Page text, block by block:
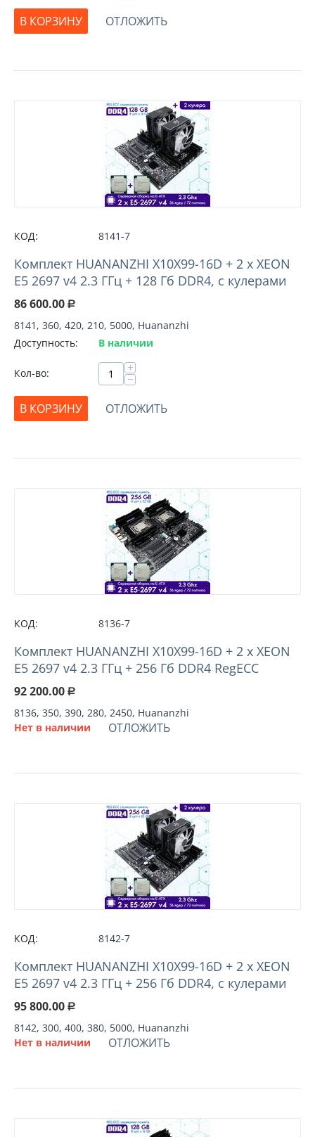
В КОРЗИНУ
ОТЛОЖИТЬ
КОД: 8141-7
Комплект HUANANZHI X10X99-16D + 2 х XEON
E5 2697 v4 2.3 ГГц + 128 Гб DDR4, с кулерами
86 600.00 Р
8141, 360, 420, 210, 5000, Huananzhi
Доступность:
В наличии
Кол-во: +
−
В КОРЗИНУ
ОТЛОЖИТЬ
КОД: 8136-7
Комплект HUANANZHI X10X99-16D + 2 х XEON
E5 2697 v4 2.3 ГГц + 256 Гб DDR4 RegECC
92 200.00 Р
8136, 350, 390, 280, 2450, Huananzhi
Нет в наличии
ОТЛОЖИТЬ
КОД: 8142-7
Комплект HUANANZHI X10X99-16D + 2 х XEON
E5 2697 v4 2.3 ГГц + 256 Гб DDR4, с кулерами
95 800.00 Р
8142, 300, 400, 380, 5000, Huananzhi
Нет в наличии
ОТЛОЖИТЬ